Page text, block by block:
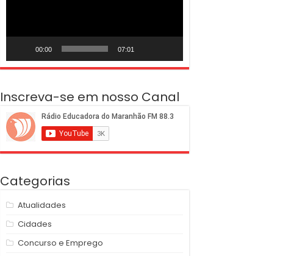
00:00 07:01
Inscreva-se em nosso Canal
Categorias
Atualidades
Cidades
Concurso e Emprego